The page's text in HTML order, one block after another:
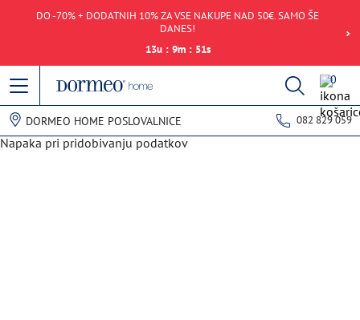
DO -70% + DODATNIH 10% ZA VSE NAKUPE NAD 50€. SAMO ŠE
DANES!
13u : 9m : 51s
0
DORMEO HOME POSLOVALNICE 082 829 059
Napaka pri pridobivanju podatkov